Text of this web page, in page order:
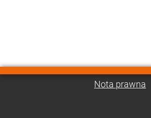
Nota prawna